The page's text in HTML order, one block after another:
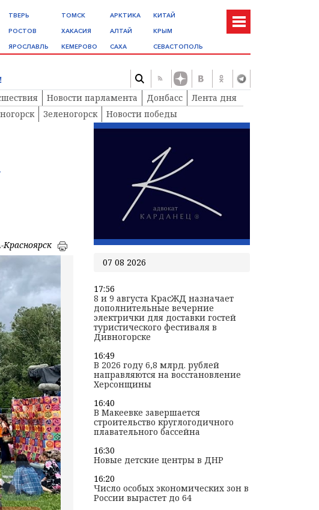
ТВЕРЬ
РОСТОВ
ЯРОСЛАВЛЬ
ТОМСК
ХАКАСИЯ
КЕМЕРОВО
АРКТИКА
АЛТАЙ
САХА
КИТАЙ
КРЫМ
СЕВАСТОПОЛЬ
Новости парламента Донбасс
Лента дня
Зеленогорск
Новости победы
07 08 2026
17:56
8 и 9 августа КрасЖД назначает
дополнительные вечерние
электрички для доставки гостей
туристического фестиваля в
Дивногорске
16:49
В 2026 году 6,8 млрд. рублей
направляются на восстановление
Херсонщины
16:40
В Макеевке завершается
строительство круглогодичного
плавательного бассейна
16:30
Новые детские центры в ДНР
16:20
Число особых экономических зон в
России вырастет до 64